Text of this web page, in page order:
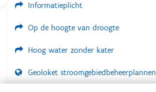
Informatieplicht
Op de hoogte van droogte
Hoog water zonder kater
Geoloket stroomgebiedbeheerplannen